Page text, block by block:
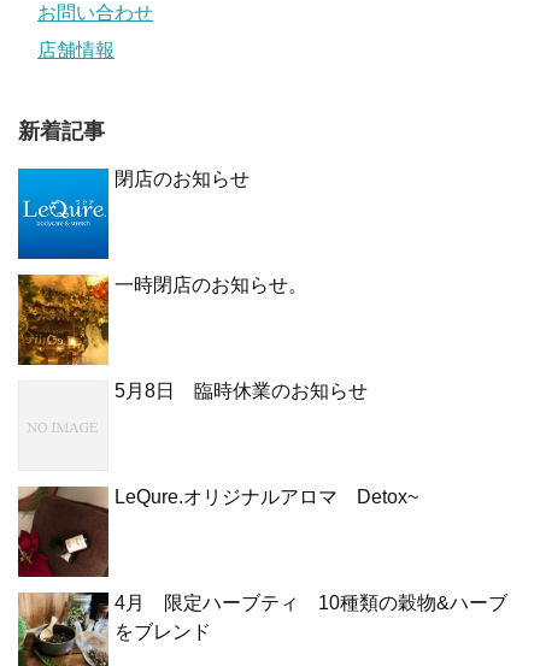
お問い合わせ
店舗情報
新着記事
閉店のお知らせ
一時閉店のお知らせ。
5月8日 臨時休業のお知らせ
LeQure.オリジナルアロマ Detox~
4月 限定ハーブティ 10種類の穀物&ハーブ
をブレンド